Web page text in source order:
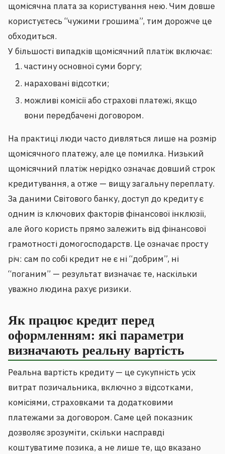
щомісячна плата за користування нею. Чим довше
користуєтесь “чужими грошима”, тим дорожче це
обходиться.
У більшості випадків щомісячний платіж включає:
частину основної суми боргу;
нараховані відсотки;
можливі комісії або страхові платежі, якщо
вони передбачені договором.
На практиці люди часто дивляться лише на розмір
щомісячного платежу, але це помилка. Низький
щомісячний платіж нерідко означає довший строк
кредитування, а отже — вищу загальну переплату.
За даними Світового банку, доступ до кредиту є
одним із ключових факторів фінансової інклюзії,
але його користь прямо залежить від фінансової
грамотності домогосподарств. Це означає просту
річ: сам по собі кредит не є ні “добрим”, ні
“поганим” — результат визначає те, наскільки
уважно людина рахує ризики.
Як працює кредит перед
оформленням: які параметри
визначають реальну вартість
Реальна вартість кредиту — це сукупність усіх
витрат позичальника, включно з відсотками,
комісіями, страховками та додатковими
платежами за договором. Саме цей показник
дозволяє зрозуміти, скільки насправді
коштуватиме позика, а не лише те, що вказано